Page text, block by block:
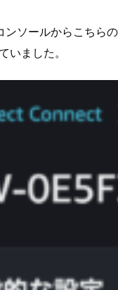
ンソールからこちら
いました。